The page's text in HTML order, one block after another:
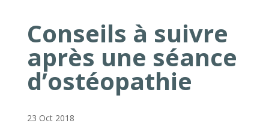
Conseils à suivre
après une séance
d’ostéopathie
23 Oct 2018